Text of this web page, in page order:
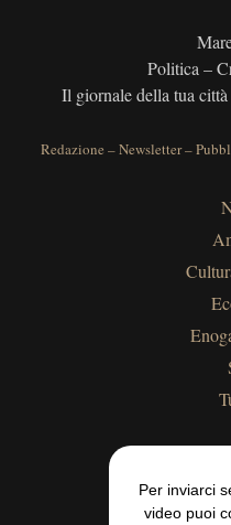
Politica –
Il giornale della tua città
Redazione –Newsletter–
Per inviarci
video puoi